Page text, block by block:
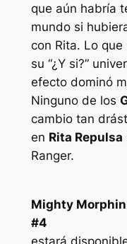
que aún habría
mundo si
con Rita. Lo
su “¿Y si?”
efecto dominó
Ninguno de los
cambio tan
en Rita Repulsa
Ranger.
Mighty Morphin
#4
estará